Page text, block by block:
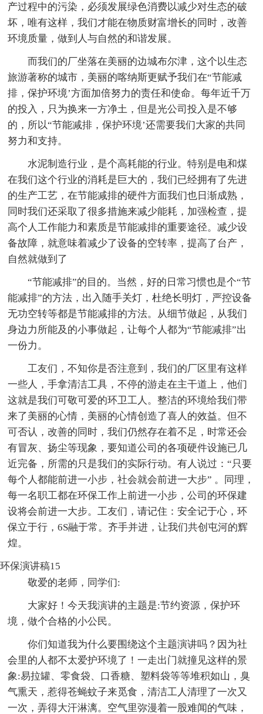
产过程中的污染，必须发展绿色消费以减少对生态的破
坏，唯有这样，我们才能在物质财富增长的同时，改善
环境质量，做到人与自然的和谐发展。
而我们的厂坐落在美丽的边城布尔津，这个以生态
旅游著称的城市，美丽的喀纳斯更赋予我们在“节能减
排，保护环境’方面加倍努力的责任和使命。每年近千万
的投入，只为换来一方净土，但是光公司投入是不够
的，所以“节能减排，保护环境’还需要我们大家的共同
努力和支持。
水泥制造行业，是个高耗能的行业。特别是电和煤
在我们这个行业的消耗是巨大的，我们已经拥有了先进
的生产工艺，在节能减排的硬件方面我们也日渐成熟，
同时我们还采取了很多措施来减少能耗，加强检查，提
高个人工作能力和素质是节能减排的重要途径。减少设
备故障，就意味着减少了设备的空转率，提高了台产，
自然就做到了
“节能减排”的目的。当然，好的日常习惯也是个“节
能减排”的方法，出入随手关灯，杜绝长明灯，严控设备
无功空转等都是节能减排的方法。从细节做起，从我们
身边力所能及的小事做起，让每个人都为“节能减排”出
一份力。
工友们，不知你是否注意到，我们的厂区里有这样
一些人，手拿清洁工具，不停的游走在主干道上，他们
这就是我们可敬可爱的环卫工人。整洁的环境给我们带
来了美丽的心情，美丽的心情创造了喜人的效益。但不
可否认，改善的同时，我们仍然存在着不足，时常还会
有冒灰、扬尘等现象，要知道公司的各项硬件设施已几
近完备，所需的只是我们的实际行动。有人说过：“只要
每个人都能前进一小步，社会就会前进一大步” 。同理，
每一名职工都在环保工作上前进一小步，公司的环保建
设将会前进一大步。工友们，请记住：安全记于心，环
保立于行，6S融于常。齐手并进，让我们共创屯河的辉
煌。
环保演讲稿15
敬爱的老师，同学们:
大家好！今天我演讲的主题是:节约资源，保护环
境，做个合格的小公民。
你们知道我为什么要围绕这个主题演讲吗？因为社
会里的人都不太爱护环境了！一走出门就撞见这样的景
象:易拉罐、零食袋、口香糖、塑料袋等等堆积如山，臭
气熏天，惹得苍蝇蚊子来觅食，清洁工人清理了一次又
一次，弄得大汗淋漓。空气里弥漫着一股难闻的气味，